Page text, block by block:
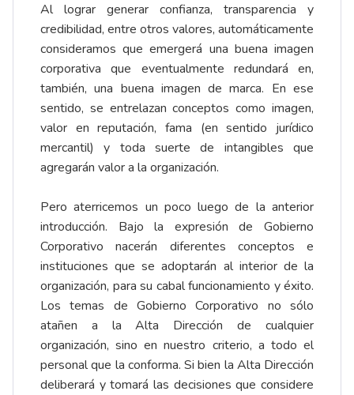
Al lograr generar confianza, transparencia y
credibilidad, entre otros valores, automáticamente
consideramos que emergerá una buena imagen
corporativa que eventualmente redundará en,
también, una buena imagen de marca. En ese
sentido, se entrelazan conceptos como imagen,
valor en reputación, fama (en sentido jurídico
mercantil) y toda suerte de intangibles que
agregarán valor a la organización.
Pero aterricemos un poco luego de la anterior
introducción. Bajo la expresión de Gobierno
Corporativo nacerán diferentes conceptos e
instituciones que se adoptarán al interior de la
organización, para su cabal funcionamiento y éxito.
Los temas de Gobierno Corporativo no sólo
atañen a la Alta Dirección de cualquier
organización, sino en nuestro criterio, a todo el
personal que la conforma. Si bien la Alta Dirección
deliberará y tomará las decisiones que considere